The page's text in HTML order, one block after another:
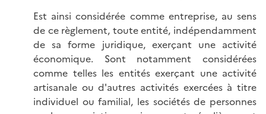
Est ainsi considérée comme entreprise, au sens
de ce règlement, toute entité, indépendamment
de sa forme juridique, exerçant une activité
économique. Sont notamment considérées
comme telles les entités exerçant une activité
artisanale ou d'autres activités exercées à titre
individuel ou familial, les sociétés de personnes